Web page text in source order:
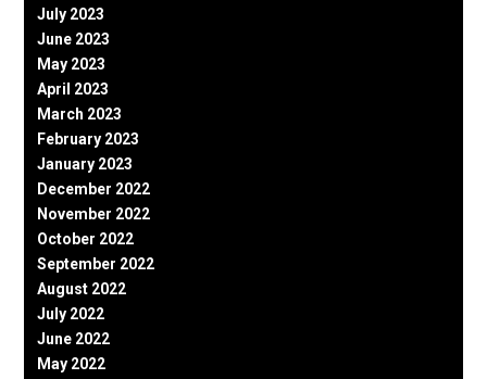
July 2023
June 2023
May 2023
April 2023
March 2023
February 2023
January 2023
December 2022
November 2022
October 2022
September 2022
August 2022
July 2022
June 2022
May 2022